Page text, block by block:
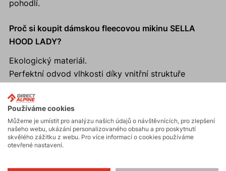
pohodlí.
Proč si koupit dámskou fleecovou mikinu SELLA
HOOD LADY?
Ekologický materiál.
Perfektní odvod vlhkosti díky vnitřní struktuře
Anatomický střih a pružný materiál.
Moderní sportovní střih a dobře padnoucí kapuce.
Promyšlený systém kapes
Používáme cookies
Můžeme je umístit pro analýzu našich údajů o návštěvnících, pro zlepšení
našeho webu, ukázání personalizovaného obsahu a pro poskytnutí
skvělého zážitku z webu. Pro více informací o cookies používáme
otevřené nastavení.